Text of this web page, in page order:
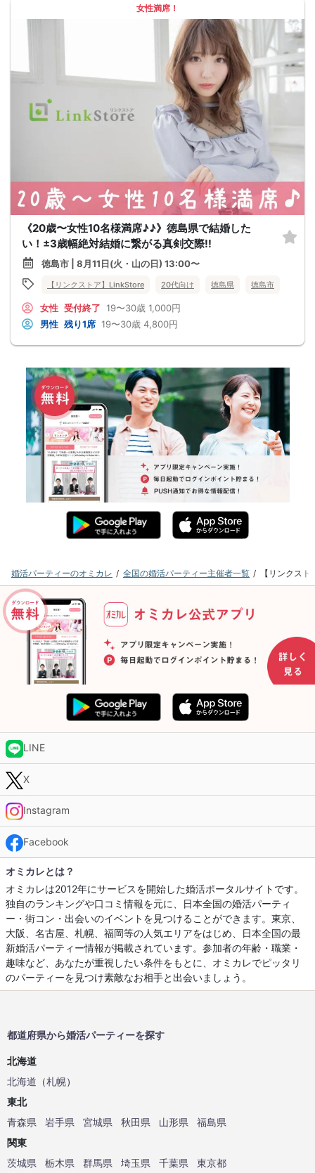
女性満席！
《20歳〜女性10名様満席♪♪》徳島県で結婚した
い！±3歳幅絶対結婚に繋がる真剣交際!!
徳島市 | 8月11日(火・山の日) 13:00〜
【リンクストア】LinkStore 20代向け 徳島県 徳島市
女性 受付終了 19〜30歳 1,000円
男性 残り1席 19〜30歳 4,800円
婚活パーティーのオミカレ 全国の婚活パーティー主催者一覧 【リンクス
LINE
X
Instagram
Facebook
オミカレとは？
オミカレは2012年にサービスを開始した婚活ポータルサイトです。
独自のランキングや口コミ情報を元に、日本全国の婚活パーティ
ー・街コン・出会いのイベントを見つけることができます。東京、
大阪、名古屋、札幌、福岡等の人気エリアをはじめ、日本全国の最
新婚活パーティー情報が掲載されています。参加者の年齢・職業・
趣味など、あなたが重視したい条件をもとに、オミカレでピッタリ
のパーティーを見つけ素敵なお相手と出会いましょう。
都道府県から婚活パーティーを探す
北海道
北海道 （札幌）
東北
青森県
岩手県 宮城県 秋田県 山形県
福島県
関東
茨城県
栃木県 群馬県 埼玉県 千葉県
東京都